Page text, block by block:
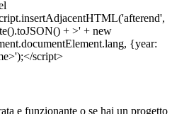
e funzionante o se hai un progetto